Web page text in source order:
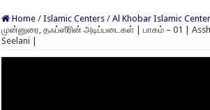
Home / Islamic Centers / Al Khobar Islamic Center
முன்னுரை, தஃப்ஸீரின் அடிப்படைகள் | பாகம் – 01 |
Seelani |